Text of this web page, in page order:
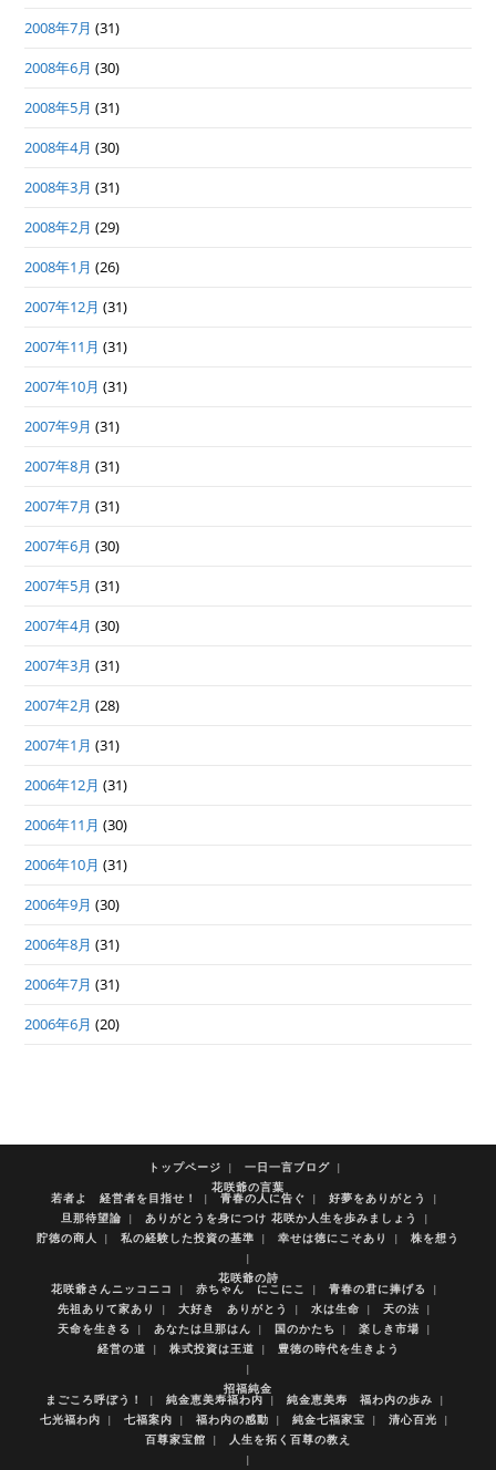
2008年7月 (31)
2008年6月 (30)
2008年5月 (31)
2008年4月 (30)
2008年3月 (31)
2008年2月 (29)
2008年1月 (26)
2007年12月 (31)
2007年11月 (31)
2007年10月 (31)
2007年9月 (31)
2007年8月 (31)
2007年7月 (31)
2007年6月 (30)
2007年5月 (31)
2007年4月 (30)
2007年3月 (31)
2007年2月 (28)
2007年1月 (31)
2006年12月 (31)
2006年11月 (30)
2006年10月 (31)
2006年9月 (30)
2006年8月 (31)
2006年7月 (31)
2006年6月 (20)
トップページ
一日一言ブログ
花咲爺の言葉
若者よ 経営者を目指せ！ 青春の人に告ぐ
好夢をありがとう
旦那待望論
ありがとうを身につけ 花咲か人生を歩みましょう
貯徳の商人
私の経験した投資の基準 幸せは徳にこそあり 株を想う
花咲爺の詩
花咲爺さんニッコニコ 赤ちゃん にこにこ
青春の君に捧げる
先祖ありて家あり
大好き ありがとう 水は生命
天の法
天命を生きる
あなたは旦那はん 国のかたち
楽しき市場
経営の道
株式投資は王道 豊徳の時代を生きよう
招福純金
まごころ呼ぼう！ 純金恵美寿福わ内
純金恵美寿 福わ内の歩み
七光福わ内
七福案内 福わ内の感動 純金七福家宝
清心百光
百尊家宝館
人生を拓く百尊の教え